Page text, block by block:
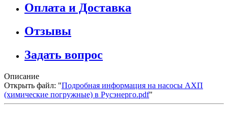
Оплата и Доставка
Отзывы
Задать вопрос
Описание
Открыть файл: "Подробная информация на насосы АХП
(химические погружные) в Русэнерго.pdf"